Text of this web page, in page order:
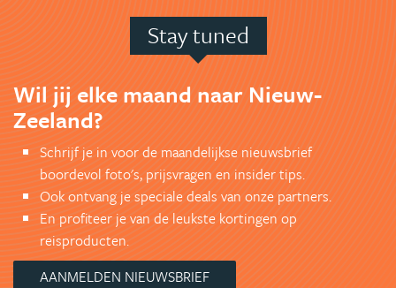
Stay tuned
Wil jij elke maand naar Nieuw-
Zeeland?
Schrijf je in voor de maandelijkse nieuwsbrief
boordevol foto's, prijsvragen en insider tips.
Ook ontvang je speciale deals van onze partners.
En profiteer je van de leukste kortingen op
reisproducten.
AANMELDEN NIEUWSBRIEF